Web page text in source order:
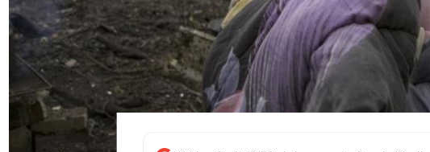
Untermenü
Untermenü
Untermenü